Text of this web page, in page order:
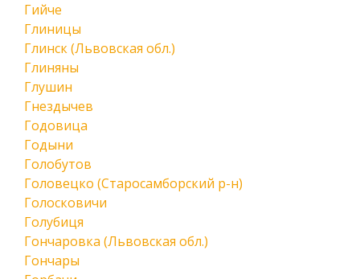
Гийче
Глиницы
Глинск (Львовская обл.)
Глиняны
Глушин
Гнездычев
Годовица
Годыни
Голобутов
Головецко (Старосамборский р-н)
Голосковичи
Голубиця
Гончаровка (Львовская обл.)
Гончары